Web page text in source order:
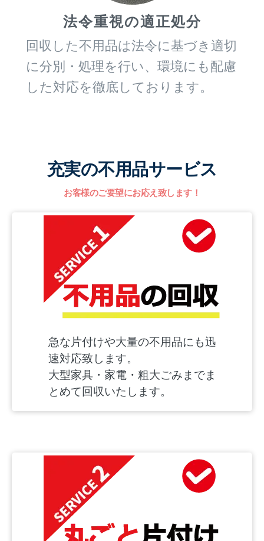
法令重視の適正処分
回収した不用品は法令に基づき適切
に分別・処理を行い、環境にも配慮
した対応を徹底しております。
充実の不用品サービス
お客様のご要望にお応え致します！
急な片付けや大量の不用品にも迅
速対応致します。
大型家具・家電・粗大ごみまでま
とめて回収いたします。